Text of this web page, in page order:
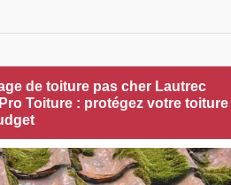
de toiture pas cher Lautrec
Toiture : protégez votre toiture